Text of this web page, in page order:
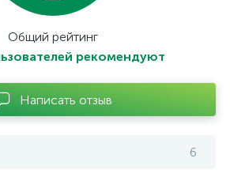
Общий рейтинг
рекомендуют
Написать отзыв
6